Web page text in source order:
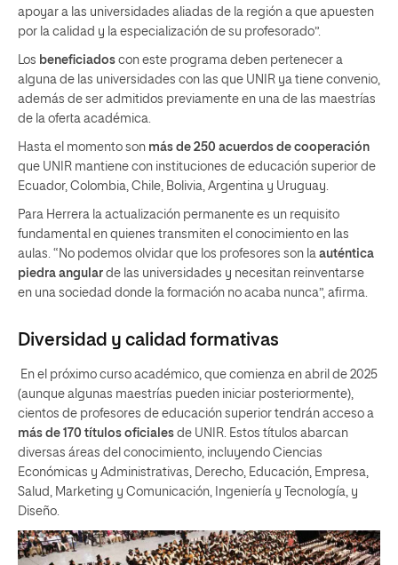
apoyar a las universidades aliadas de la región a que apuesten
por la calidad y la especialización de su profesorado”.
Los beneficiados con este programa deben pertenecer a
alguna de las universidades con las que UNIR ya tiene convenio,
además de ser admitidos previamente en una de las maestrías
de la oferta académica.
Hasta el momento son más de 250 acuerdos de cooperación
que UNIR mantiene con instituciones de educación superior de
Ecuador, Colombia, Chile, Bolivia, Argentina y Uruguay.
Para Herrera la actualización permanente es un requisito
fundamental en quienes transmiten el conocimiento en las
aulas. “No podemos olvidar que los profesores son la auténtica
piedra angular de las universidades y necesitan reinventarse
en una sociedad donde la formación no acaba nunca”, afirma.
Diversidad y calidad formativas
En el próximo curso académico, que comienza en abril de 2025
(aunque algunas maestrías pueden iniciar posteriormente),
cientos de profesores de educación superior tendrán acceso a
más de 170 títulos oficiales de UNIR. Estos títulos abarcan
diversas áreas del conocimiento, incluyendo Ciencias
Económicas y Administrativas, Derecho, Educación, Empresa,
Salud, Marketing y Comunicación, Ingeniería y Tecnología, y
Diseño.